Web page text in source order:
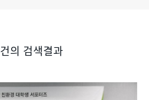
건의 검색결과